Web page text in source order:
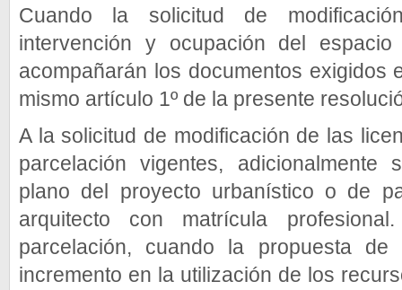
Cuando la solicitud de
intervención y ocupación del
acompañarán los documentos exigidos
mismo artículo 1º de la presente
A la solicitud de modificación de las
parcelación vigentes, adicionalmente
plano del proyecto urbanístico o de
arquitecto con matrícula
parcelación, cuando la propuesta de
incremento en la utilización de los